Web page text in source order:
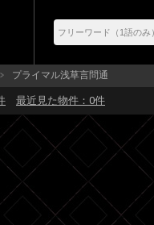
プライマル浅草言問通
最近見た物件： 0件